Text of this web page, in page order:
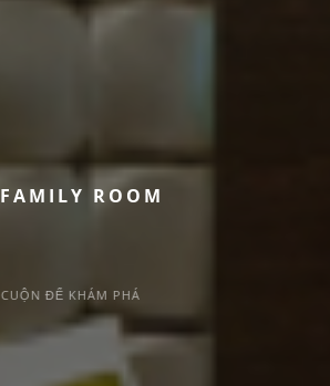
FAM I LY RO O M
CUỘN ĐỂ KHÁM PHÁ